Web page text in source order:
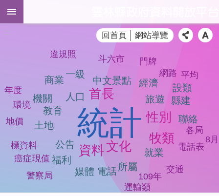
跳到主要內容區塊
全
部
資
集
檢
::: 回首頁 網站導覽
統計
文化
首長
性別
資料
牧類
人口
公告
旅遊
中文景點
教育
土地
就業
經濟
福利
所屬
一級
機關
聯絡
電話
商業
縣建
設類
媒體
環境
各局
網路
電話表
109年
現值
地價
斗六市 門牌
標資料
交通
運輸類
警察局
違規照
平均
年度
癌症
8月